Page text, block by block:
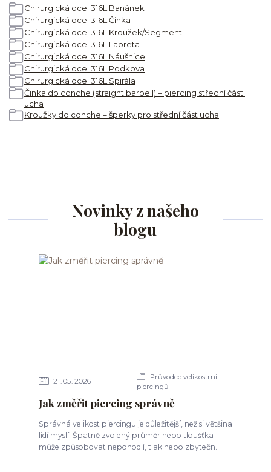
Chirurgická ocel 316L Banánek
Chirurgická ocel 316L Činka
Chirurgická ocel 316L Kroužek/Segment
Chirurgická ocel 316L Labreta
Chirurgická ocel 316L Náušnice
Chirurgická ocel 316L Podkova
Chirurgická ocel 316L Spirála
Činka do conche (straight barbell) – piercing střední části
ucha
Kroužky do conche – šperky pro střední část ucha
Novinky z našeho
blogu
21 05 2026
Průvodce velikostmi
piercingů
Jak změřit piercing správně
Správná velikost piercingu je důležitější, než si většina
lidí myslí. Špatně zvolený průměr nebo tloušťka
může způsobovat nepohodlí, tlak nebo zbytečn...